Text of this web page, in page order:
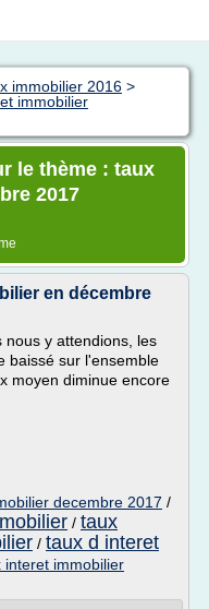
immobilier 2016 >
immobilier
le thème : taux
2017
en décembre
nous y attendions, les
baissé sur l'ensemble
moyen diminue encore
decembre 2017 /
/ taux
/ taux d interet
interet immobilier